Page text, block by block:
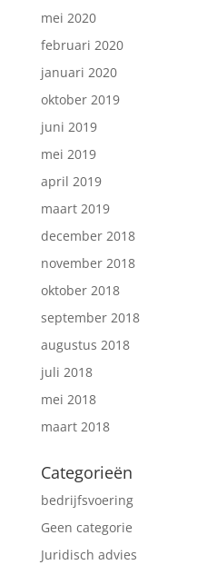
mei 2020
februari 2020
januari 2020
oktober 2019
juni 2019
mei 2019
april 2019
maart 2019
december 2018
november 2018
oktober 2018
september 2018
augustus 2018
juli 2018
mei 2018
maart 2018
Categorieën
bedrijfsvoering
Geen categorie
Juridisch advies